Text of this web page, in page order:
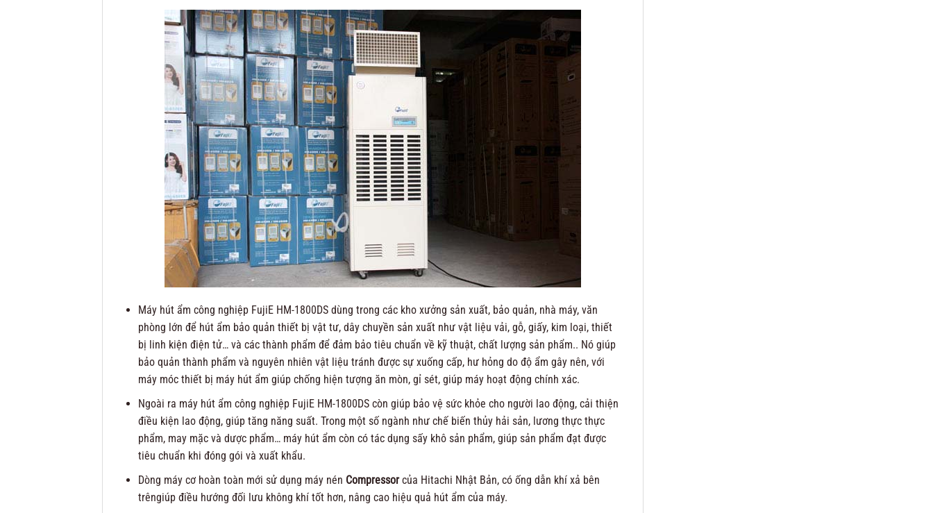
Máy hút ẩm công nghiệp FujiE HM-1800DS dùng trong các kho xưởng sản xuất, bảo quản, nhà máy, văn
phòng lớn để hút ẩm bảo quản thiết bị vật tư, dây chuyền sản xuất như vật liệu vải, gỗ, giấy, kim loại, thiết
bị linh kiện điện tử… và các thành phẩm để đảm bảo tiêu chuẩn về kỹ thuật, chất lượng sản phẩm.. Nó giúp
bảo quản thành phẩm và nguyên nhiên vật liệu tránh được sự xuống cấp, hư hỏng do độ ẩm gây nên, với
máy móc thiết bị máy hút ẩm giúp chống hiện tượng ăn mòn, gỉ sét, giúp máy hoạt động chính xác.
Ngoài ra máy hút ẩm công nghiệp FujiE HM-1800DS còn giúp bảo vệ sức khỏe cho người lao động, cải thiện
điều kiện lao động, giúp tăng năng suất. Trong một số ngành như chế biến thủy hải sản, lương thực thực
phẩm, may mặc và dược phẩm… máy hút ẩm còn có tác dụng sấy khô sản phẩm, giúp sản phẩm đạt được
tiêu chuẩn khi đóng gói và xuất khẩu.
Dòng máy cơ hoàn toàn mới sử dụng máy nén Compressorcủa Hitachi Nhật Bản, có ống dẫn khí xả bên
trêngiúp điều hướng đối lưu không khí tốt hơn, nâng cao hiệu quả hút ẩm của máy.